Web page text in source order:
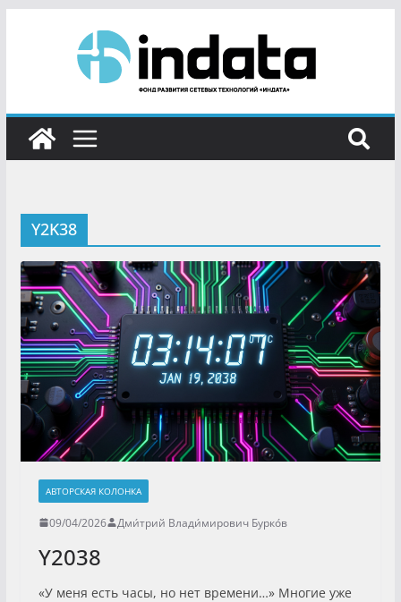
Y2K38
АВТОРСКАЯ КОЛОНКА
09/04/2026 Дми́трий Влади́мирович Бурко́в
Y2038
«У меня есть часы, но нет времени…» Многие уже